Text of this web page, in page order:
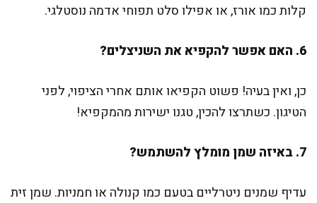
קלות כמו אורז, או אפילו סלט תפוחי אדמה נוסטלגי.
6. האם אפשר להקפיא את השניצלים?
כן, ואין בעיה! פשוט הקפיאו אותם אחרי הציפוי, לפני
הטיגון. כשתרצו להכין, טגנו ישירות מהמקפיא!
7. באיזה שמן מומלץ להשתמש?
עדיף שמנים ניטרליים בטעם כמו קנולה או חמניות. שמן זית